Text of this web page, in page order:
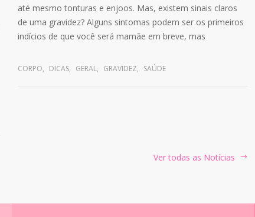
até mesmo tonturas e enjoos. Mas, existem sinais claros
de uma gravidez? Alguns sintomas podem ser os primeiros
indícios de que você será mamãe em breve, mas
CORPO, DICAS, GERAL, GRAVIDEZ, SAÚDE
Ver todas as Notícias